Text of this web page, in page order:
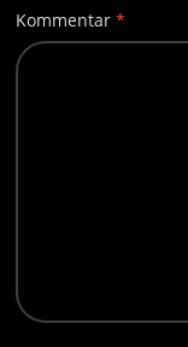
Kommentar*